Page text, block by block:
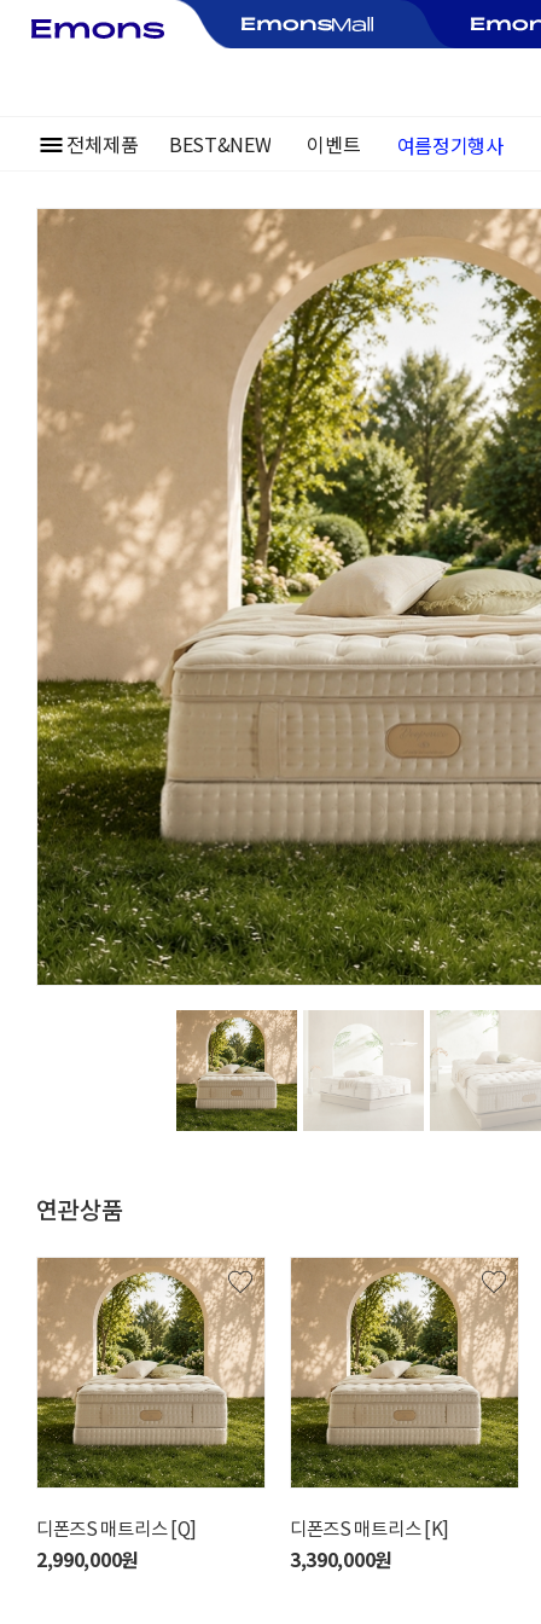
전체제품 BEST&NEW 이벤트
여름정기행사
연관상품
디폰즈S 매트리스 [Q]
2,990,000원
디폰즈S 매트리스 [K]
3,390,000원
델라S 매트리스 [SS]
1,390,000원
필리아H 매트리스 [SS]
1,790,000원